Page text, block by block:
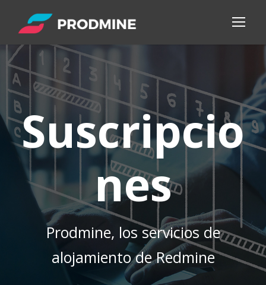
Suscripcio
nes
Prodmine, los servicios de
alojamiento de Redmine